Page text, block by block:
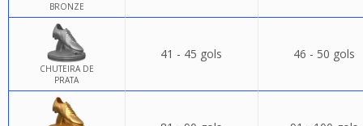
BRONZE
CHUTEIRA DE
PRATA
41 - 45 gols 46 - 50 gols